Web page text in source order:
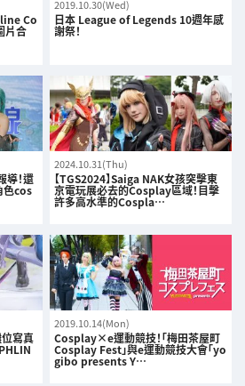
Co
片合
2019.10.30(Wed)
日本 League of Legends 10週年感
謝祭！
導！還
色cos
2024.10.31(Thu)
【TGS2024】Saiga NAK女孩突擊東
京電玩展必去的Cosplay區域！目擊
許多高水準的Cospla…
寫真
2019.10.14(Mon)
Cosplay×e運動競技！「梅田茶屋町
Cosplay Fest」與e運動競技大會「yo
gibo presents Y…